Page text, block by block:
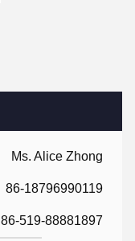
Ms. Alice Zhong
86-18796990119
86-519-88881897